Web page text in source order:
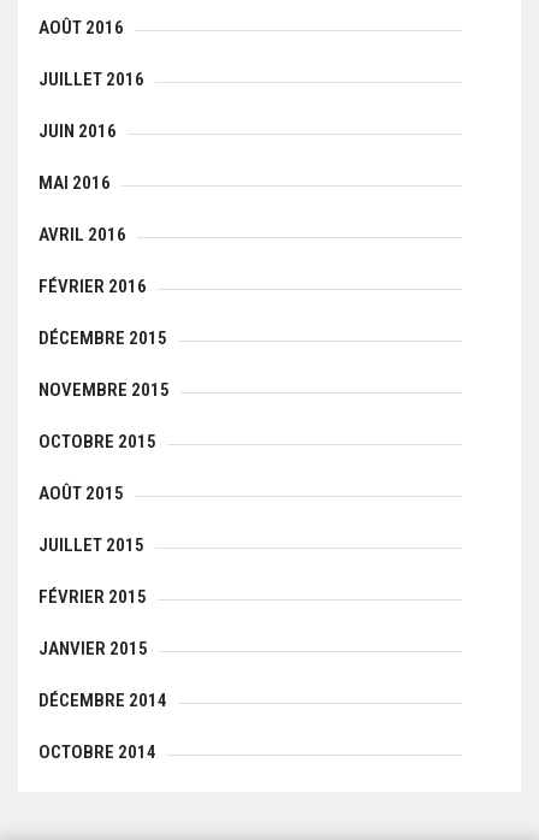
AOÛT 2016
JUILLET 2016
JUIN 2016
MAI 2016
AVRIL 2016
FÉVRIER 2016
DÉCEMBRE 2015
NOVEMBRE 2015
OCTOBRE 2015
AOÛT 2015
JUILLET 2015
FÉVRIER 2015
JANVIER 2015
DÉCEMBRE 2014
OCTOBRE 2014